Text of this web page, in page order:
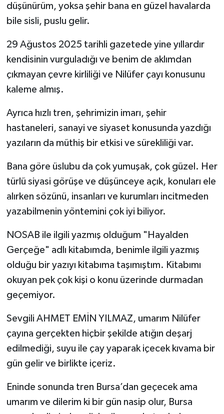
düşünürüm, yoksa şehir bana en güzel havalarda
bile sisli, puslu gelir.
29 Ağustos 2025 tarihli gazetede yine yıllardır
kendisinin vurguladığı ve benim de aklımdan
çıkmayan çevre kirliliği ve Nilüfer çayı konusunu
kaleme almış.
Ayrıca hızlı tren, şehrimizin imarı, şehir
hastaneleri, sanayi ve siyaset konusunda yazdığı
yazıların da müthiş bir etkisi ve sürekliliği var.
Bana göre üslubu da çok yumuşak, çok güzel. Her
türlü siyasi görüşe ve düşünceye açık, konuları ele
alırken sözünü, insanları ve kurumları incitmeden
yazabilmenin yöntemini çok iyi biliyor.
NOSAB ile ilgili yazmış olduğum "Hayalden
Gerçeğe" adlı kitabımda, benimle ilgili yazmış
olduğu bir yazıyı kitabıma taşımıştım. Kitabımı
okuyan pek çok kişi o konu üzerinde durmadan
geçemiyor.
Sevgili AHMET EMİN YILMAZ, umarım Nilüfer
çayına gerçekten hiçbir şekilde atığın deşarj
edilmediği, suyu ile çay yaparak içecek kıvama bir
gün gelir ve birlikte içeriz.
Eninde sonunda tren Bursa’dan geçecek ama
umarım ve dilerim ki bir gün nasip olur, Bursa